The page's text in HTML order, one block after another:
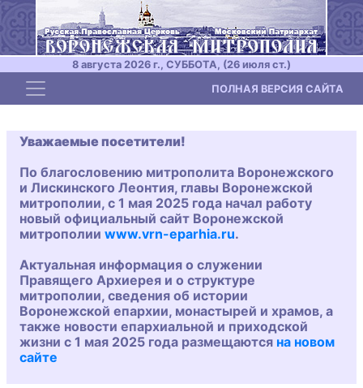
8 августа 2026 г., СУББОТА, (26 июля ст.)
Toggle navigation ПОЛНАЯ ВЕРСИЯ САЙТА
Уважаемые посетители!
По благословению митрополита Воронежского
и Лискинского Леонтия, главы Воронежской
митрополии, с 1 мая 2025 года начал работу
новый официальный сайт Воронежской
митрополии www.vrn-eparhia.ru.
Актуальная информация о служении
Правящего Архиерея и о структуре
митрополии, сведения об истории
Воронежской епархии, монастырей и храмов, а
также новости епархиальной и приходской
жизни с 1 мая 2025 года размещаются на новом
сайте